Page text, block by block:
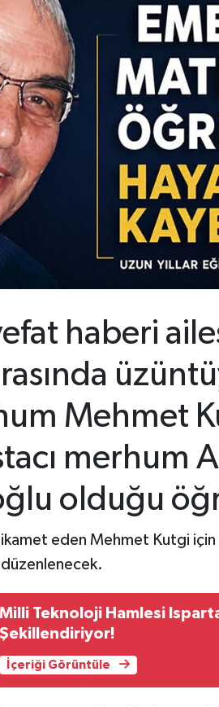
haberi
Mehmet
merhum
olduğu
eden Mehmet Kutgi
Milli Teknoloji Hamlesi
Şekillendiriyor!
İçeriği Görüntüle